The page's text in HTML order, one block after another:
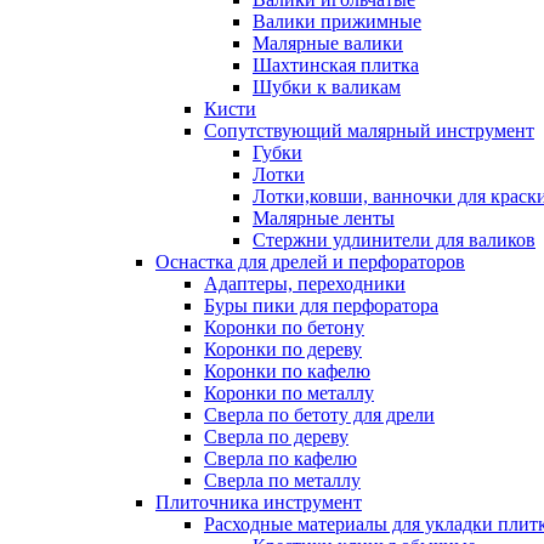
Валики прижимные
Малярные валики
Шахтинская плитка
Шубки к валикам
Кисти
Сопутствующий малярный инструмент
Губки
Лотки
Лотки,ковши, ванночки для
Малярные ленты
Стержни удлинители для валиков
Оснастка для дрелей и перфораторов
Адаптеры, переходники
Буры пики для перфоратора
Коронки по бетону
Коронки по дереву
Коронки по кафелю
Коронки по металлу
Сверла по бетоту для дрели
Сверла по дереву
Сверла по кафелю
Сверла по металлу
Плиточника инструмент
Расходные материалы для укладки